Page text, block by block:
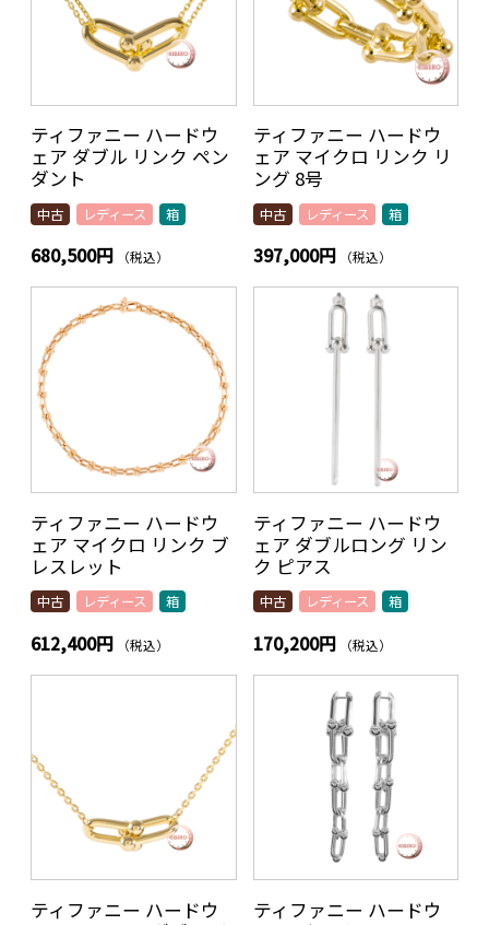
ティファニー ハードウ
ェア ダブル リンク ペン
ダント
中古 レディース 箱
680,500円 （税込）
ティファニー ハードウ
ェア マイクロ リンク リ
ング 8号
中古 レディース 箱
397,000円 （税込）
ティファニー ハードウ
ェア マイクロ リンク ブ
レスレット
中古 レディース 箱
612,400円 （税込）
ティファニー ハードウ
ェア ダブルロング リン
ク ピアス
中古 レディース 箱
170,200円 （税込）
ティファニー ハードウ
ティファニー ハードウ